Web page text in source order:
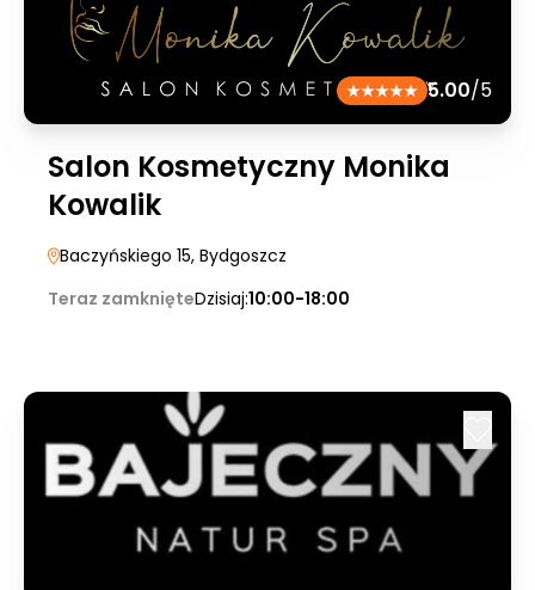
5.00/5
Salon Kosmetyczny Monika
Kowalik
Baczyńskiego 15, Bydgoszcz
Teraz zamknięteDzisiaj:10:00-18:00